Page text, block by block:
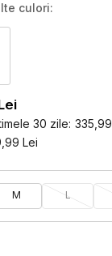
culori:
30 zile: 335,99
Lei
M L